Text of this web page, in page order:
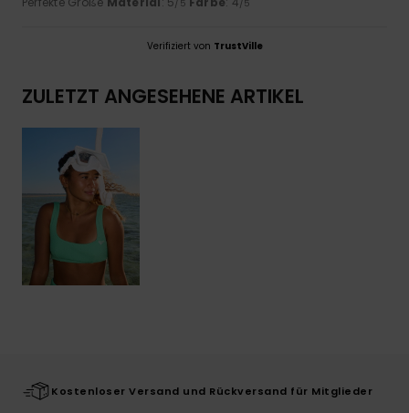
/5 /5
Verifiziert von TrustVille
ZULETZT ANGESEHENE ARTIKEL
Kostenloser Versand und Rückversand für Mitglieder